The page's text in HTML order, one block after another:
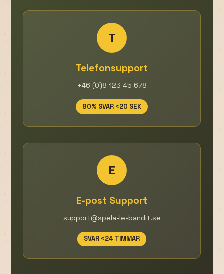
T
Telefonsupport
+46 (0)8 123 45 678
80% SVAR <20 SEK
E
E-post Support
support@spela-le-bandit.se
SVAR <24 TIMMAR